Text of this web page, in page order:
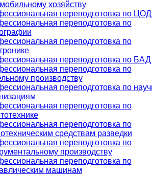
хозяйству
переподготовка по ЦОД
переподготовка по
переподготовка по
переподготовка по БАД
переподготовка по
производству
переподготовка по
переподготовка по
переподготовка по
средствам разведки
переподготовка по
производству
переподготовка по
машинам